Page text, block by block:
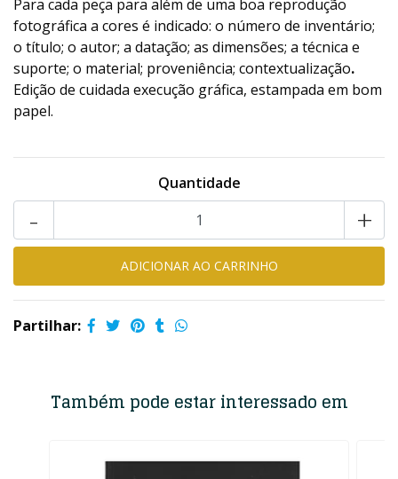
Para cada peça para além de uma boa reprodução
fotográfica a cores é indicado: o número de inventário;
o título; o autor; a datação; as dimensões; a técnica e
suporte; o material; proveniência; contextualização.
Edição de cuidada execução gráfica, estampada em bom
papel.
Quantidade
+
-
Partilhar:
Também pode estar interessado em